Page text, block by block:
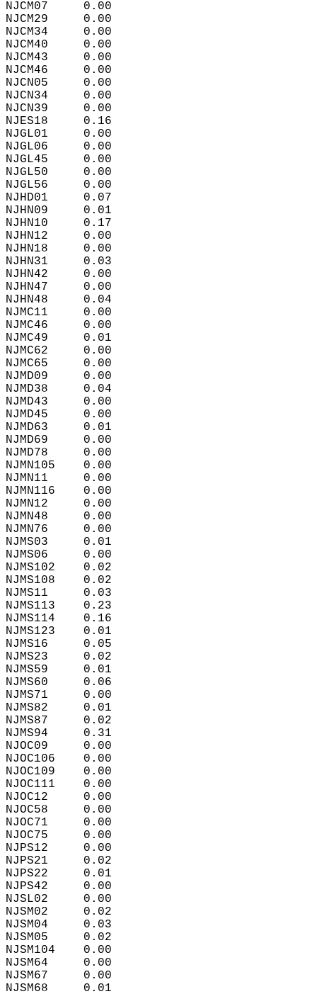
NJCM07     0.00
NJCM29     0.00
NJCM34     0.00
NJCM40     0.00
NJCM43     0.00
NJCM46     0.00
NJCN05     0.00
NJCN34     0.00
NJCN39     0.00
NJES18     0.16
NJGL01     0.00
NJGL06     0.00
NJGL45     0.00
NJGL50     0.00
NJGL56     0.00
NJHD01     0.07
NJHN09     0.01
NJHN10     0.17
NJHN12     0.00
NJHN18     0.00
NJHN31     0.03
NJHN42     0.00
NJHN47     0.00
NJHN48     0.04
NJMC11     0.00
NJMC46     0.00
NJMC49     0.01
NJMC62     0.00
NJMC65     0.00
NJMD09     0.00
NJMD38     0.04
NJMD43     0.00
NJMD45     0.00
NJMD63     0.01
NJMD69     0.00
NJMD78     0.00
NJMN105    0.00
NJMN11     0.00
NJMN116    0.00
NJMN12     0.00
NJMN48     0.00
NJMN76     0.00
NJMS03     0.01
NJMS06     0.00
NJMS102    0.02
NJMS108    0.02
NJMS11     0.03
NJMS113    0.23
NJMS114    0.16
NJMS123    0.01
NJMS16     0.05
NJMS23     0.02
NJMS59     0.01
NJMS60     0.06
NJMS71     0.00
NJMS82     0.01
NJMS87     0.02
NJMS94     0.31
NJOC09     0.00
NJOC106    0.00
NJOC109    0.00
NJOC111    0.00
NJOC12     0.00
NJOC58     0.00
NJOC71     0.00
NJOC75     0.00
NJPS12     0.00
NJPS21     0.02
NJPS22     0.01
NJPS42     0.00
NJSL02     0.00
NJSM02     0.02
NJSM04     0.03
NJSM05     0.02
NJSM104    0.00
NJSM64     0.00
NJSM67     0.00
NJSM68     0.01